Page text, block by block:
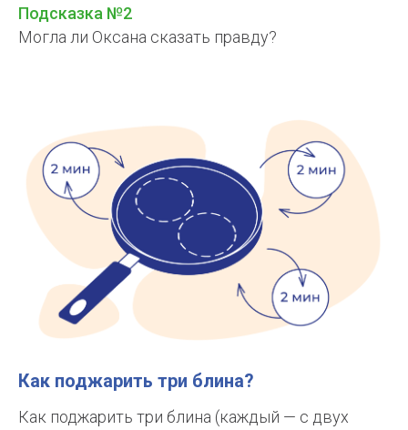
Подсказка №2
Могла ли Оксана сказать правду?
Как поджарить три блина?
Как поджарить три блина (каждый — с двух